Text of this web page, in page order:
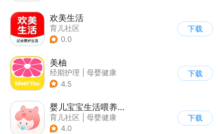
欢美生活
育儿社区
0.0
下载
美柚
经期护理
母婴健康
4.5
下载
婴儿宝宝生活喂养记录
育儿社区
母婴健康
4.0
下载